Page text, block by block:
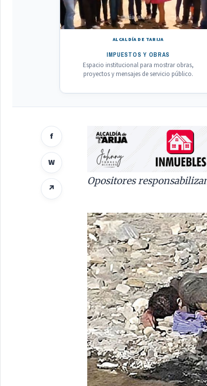
ALCALDÍA DE TARIJA
IMPUESTOS Y OBRAS
Espacio institucional para mostrar obras,
proyectos y mensajes de servicio público.
f
W
↗
Opositores